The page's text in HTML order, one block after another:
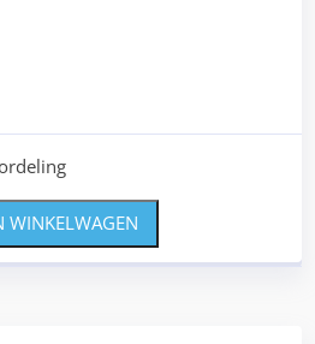
WINKELWAGEN